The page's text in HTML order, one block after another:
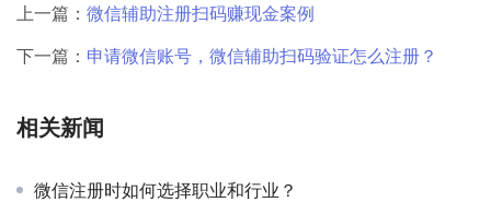
上一篇： 微信辅助注册扫码赚现金案例
下一篇： 申请微信账号，微信辅助扫码验证怎么注册？
相关新闻
微信注册时如何选择职业和行业？